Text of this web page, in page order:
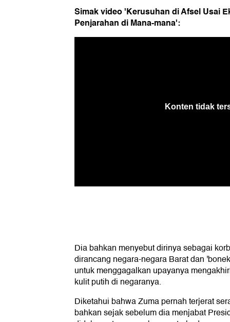
Simak video 'Kerusuhan di Afsel Usai
Penjarahan di Mana-mana':
Dia bahkan menyebut dirinya sebagai
dirancang negara-negara Barat dan
untuk menggagalkan upayanya
kulit putih di negaranya.
Diketahui bahwa Zuma pernah terjerat
bahkan sejak sebelum dia menjabat